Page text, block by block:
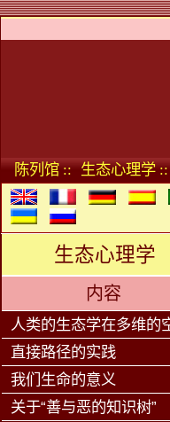
陈列馆 :: 生态心理学 ::
生态心理学
内容
人类的生态学在多维的
直接路径的实践
我们生命的意义
关于“善与恶的知识树”